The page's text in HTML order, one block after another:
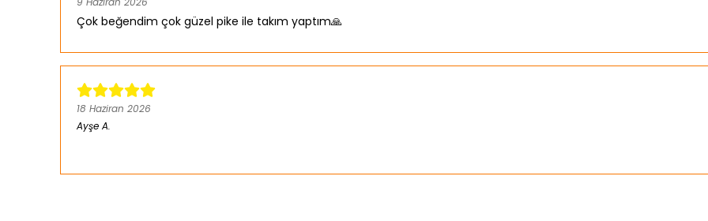
Çok beğendim çok güzel pike ile takım yaptım🙏
18 Haziran 2026
Ayşe A.